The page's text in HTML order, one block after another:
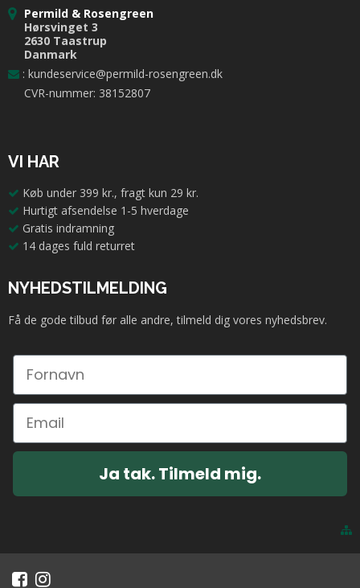
Permild & Rosengreen
Hørsvinget 3
2630 Taastrup
Danmark
: kundeservice@permild-rosengreen.dk
CVR-nummer: 38152807
VI HAR
Køb under 399 kr., fragt kun 29 kr.
Hurtigt afsendelse 1-5 hverdage
Gratis indramning
14 dages fuld returret
NYHEDSTILMELDING
Få de gode tilbud før alle andre, tilmeld dig vores nyhedsbrev.
Ja tak. Tilmeld mig.